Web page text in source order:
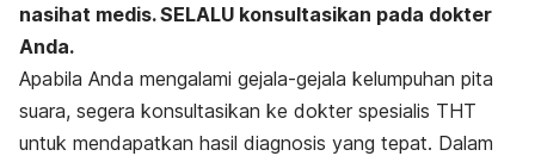
nasihat medis. SELALU konsultasikan pada dokter
Anda.
Apabila Anda mengalami gejala-gejala kelumpuhan pita
suara, segera konsultasikan ke dokter spesialis THT
untuk mendapatkan hasil diagnosis yang tepat. Dalam